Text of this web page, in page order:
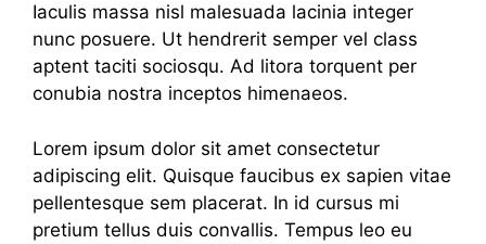
Iaculis massa nisl malesuada lacinia integer
nunc posuere. Ut hendrerit semper vel class
aptent taciti sociosqu. Ad litora torquent per
conubia nostra inceptos himenaeos.
Lorem ipsum dolor sit amet consectetur
adipiscing elit. Quisque faucibus ex sapien vitae
pellentesque sem placerat. In id cursus mi
pretium tellus duis convallis. Tempus leo eu